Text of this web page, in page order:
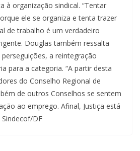
à organização sindical. “Tentar
ele se organiza e tenta trazer
de trabalho é um verdadeiro
Douglas também ressalta
a reintegração
para a categoria. “A partir desta
do Conselho Regional de
de outros Conselhos se sentem
ao emprego. Afinal, Justiça está
DF